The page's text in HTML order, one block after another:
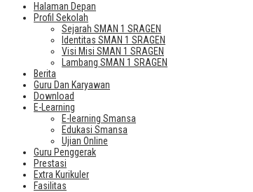
Halaman Depan
Profil Sekolah
Sejarah SMAN 1 SRAGEN
Identitas SMAN 1 SRAGEN
Visi Misi SMAN 1 SRAGEN
Lambang SMAN 1 SRAGEN
Berita
Guru Dan Karyawan
Download
E-Learning
E-learning Smansa
Edukasi Smansa
Ujian Online
Guru Penggerak
Prestasi
Extra Kurikuler
Fasilitas